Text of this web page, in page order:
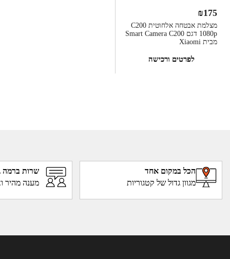
מצלמת אבטחה אלחוטית C200
1080p דגם Smart Camera C200
מבית Xiaomi
₪175
לפרטים ורכישה
הכל במקום אחד
מגוון גדול של קטגוריות
שרות ברמה
מענה מהיר